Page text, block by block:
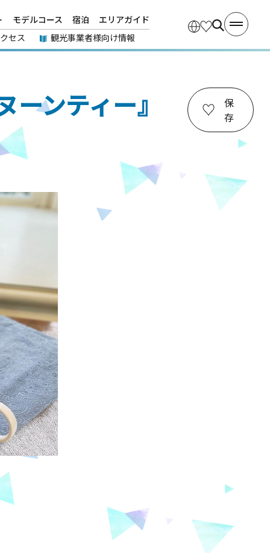
モデルコース 宿泊
エリアガイド
セス 観光事業者様向け情報
ンティー』
保
存